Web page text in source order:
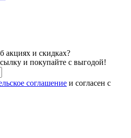
акциях и скидках?
и покупайте с выгодой!
соглашение и согласен с